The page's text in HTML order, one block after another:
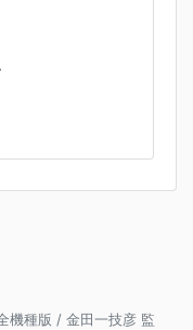
機種版 / 金田一技彦 監